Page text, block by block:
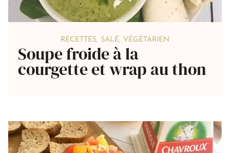
RECETTES, SALÉ, VÉGÉTARIEN
Soupe froide à la
courgette et wrap au thon